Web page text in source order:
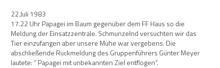
22.Juli 1983
17.22 Uhr Papagei im Baum gegenüber dem FF Haus so die
Meldung der Einsatzzentrale. Schmunzelnd versuchten wir das
Tier einzufangen aber unsere Mühe war vergebens. Die
abschließende Rückmeldung des Gruppenführers Günter Meyer
lautete: “ Papagei mit unbekannten Ziel entflogen“.